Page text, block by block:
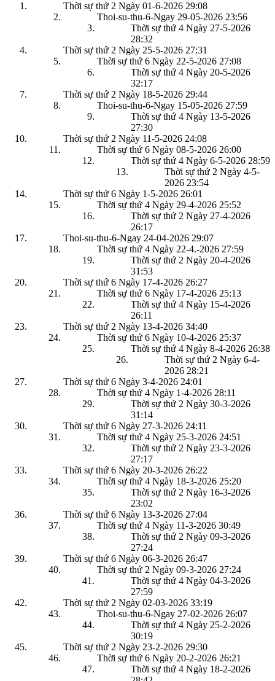
Thời sự thứ 2 Ngày 01-6-2026 29:08
Thoi-su-thu-6-Ngay 29-05-2026 23:56
Thời sự thứ 4 Ngày 27-5-2026
28:32
Thời sự thứ 2 Ngày 25-5-2026 27:31
Thời sự thứ 6 Ngày 22-5-2026 27:08
Thời sự thứ 4 Ngày 20-5-2026
32:17
Thời sự thứ 2 Ngày 18-5-2026 29:44
Thoi-su-thu-6-Ngay 15-05-2026 27:59
Thời sự thứ 4 Ngày 13-5-2026
27:30
Thời sự thứ 2 Ngày 11-5-2026 24:08
Thời sự thứ 6 Ngày 08-5-2026 26:00
Thời sự thứ 4 Ngày 6-5-2026 28:59
Thời sự thứ 2 Ngày 4-5-
2026 23:54
Thời sự thứ 6 Ngày 1-5-2026 26:01
Thời sự thứ 4 Ngày 29-4-2026 25:52
Thời sự thứ 2 Ngày 27-4-2026
26:17
Thoi-su-thu-6-Ngay 24-04-2026 29:07
Thời sự thứ 4 Ngày 22-4.-2026 27:59
Thời sự thứ 2 Ngày 20-4-2026
31:53
Thời sự thứ 6 Ngày 17-4-2026 26:27
Thời sự thứ 6 Ngày 17-4-2026 25:13
Thời sự thứ 4 Ngày 15-4-2026
26:11
Thời sự thứ 2 Ngày 13-4-2026 34:40
Thời sự thứ 6 Ngày 10-4-2026 25:37
Thời sự thứ 4 Ngày 8-4-2026 26:38
Thời sự thứ 2 Ngày 6-4-
2026 28:21
Thời sự thứ 6 Ngày 3-4-2026 24:01
Thời sự thứ 4 Ngày 1-4-2026 28:11
Thời sự thứ 2 Ngày 30-3-2026
31:14
Thời sự thứ 6 Ngày 27-3-2026 24:11
Thời sự thứ 4 Ngày 25-3-2026 24:51
Thời sự thứ 2 Ngày 23-3-2026
27:17
Thời sự thứ 6 Ngày 20-3-2026 26:22
Thời sự thứ 4 Ngày 18-3-2026 25:20
Thời sự thứ 2 Ngày 16-3-2026
23:02
Thời sự thứ 6 Ngày 13-3-2026 27:04
Thời sự thứ 4 Ngày 11-3-2026 30:49
Thời sự thứ 2 Ngày 09-3-2026
27:24
Thời sự thứ 6 Ngày 06-3-2026 26:47
Thời sự thứ 2 Ngày 09-3-2026 27:24
Thời sự thứ 4 Ngày 04-3-2026
27:59
Thời sự thứ 2 Ngày 02-03-2026 33:19
Thoi-su-thu-6-Ngay 27-02-2026 26:07
Thời sự thứ 4 Ngày 25-2-2026
30:19
Thời sự thứ 2 Ngày 23-2-2026 29:30
Thời sự thứ 6 Ngày 20-2-2026 26:21
Thời sự thứ 4 Ngày 18-2-2026